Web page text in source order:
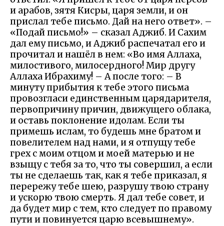
и арабов, зятя Кисры, царя земли, и он
прислал тебе письмо. Дай на него ответ». –
«Подай письмо!» – сказал Аджиб. И Сахим
дал ему письмо, и Аджиб распечатал его и
прочитал и нашёл в нем: «Во имя Аллаха,
милостивого, милосердного! Мир другу
Аллаха Ибрахиму! – А после того: – В
минуту прибытия к тебе этого письма
провозгласи единственным царядарителя,
первопричину причин, движущего облака,
и оставь поклонение идолам. Если ты
примешь ислам, то будешь мне братом и
повелителем над нами, и я отпущу тебе
грех с моим отцом и моей матерью и не
взыщу с тебя за то, что ты совершил, а если
ты не сделаешь так, как я тебе приказал, я
перережу тебе шею, разрушу твою страну
и ускорю твою смерть. Я дал тебе совет, и
да будет мир с тем, кто следует по правому
пути и повинуется царю всевышнему».